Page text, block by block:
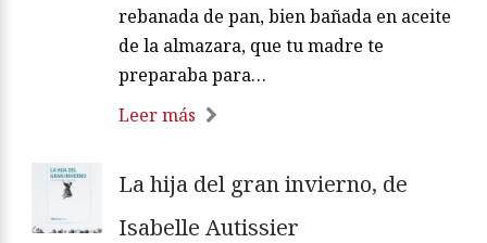
rebanada de pan, bien bañada en aceite
de la almazara, que tu madre te
preparaba para…
Leer más
La hija del gran invierno, de
Isabelle Autissier